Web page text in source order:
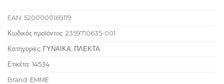
EAN: 5200000169119
Κωδικός προϊόντος: 2359710635-001
Κατηγορίες: ΓΥΝΑΙΚΑ ΠΛΕΚΤΑ
Ετικέτα: 14534
Brand: EMME